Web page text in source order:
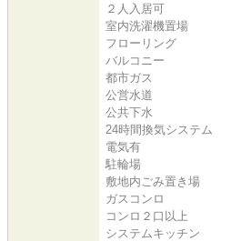
２人入居可
室内洗濯機置場
フローリング
バルコニー
都市ガス
公営水道
公共下水
24時間換気システム
電気有
駐輪場
敷地内ごみ置き場
ガスコンロ
コンロ２口以上
システムキッチン